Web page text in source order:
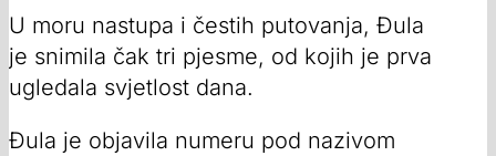
U moru nastupa i čestih putovanja, Đula
je snimila čak tri pjesme, od kojih je prva
ugledala svjetlost dana.
Đula je objavila numeru pod nazivom